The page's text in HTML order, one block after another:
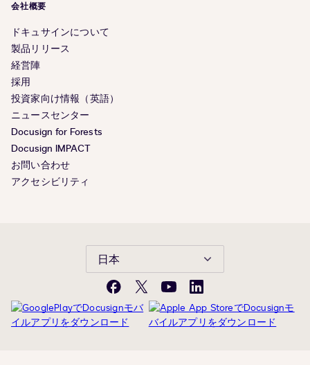
会社概要
ドキュサインについて
製品リリース
経営陣
採用
投資家向け情報（英語）
ニュースセンター
Docusign for Forests
Docusign IMPACT
お問い合わせ
アクセシビリティ
日本
Facebook
X(旧
Twitter)
YouTubeLinkedIn